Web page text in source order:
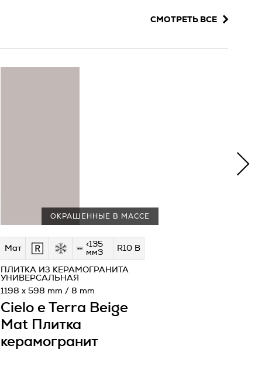
СМОТРЕТЬ ВСЕ
ОКРАШЕННЫЕ В МАССЕ
Мат
<135
мм3
R10 B
Cielo e Terra Beige
Mat Плитка
керамогранит
ПЛИТКА ИЗ КЕРАМОГРАНИТА
УНИВЕРСАЛЬНАЯ
1198 x 598 mm / 8 mm